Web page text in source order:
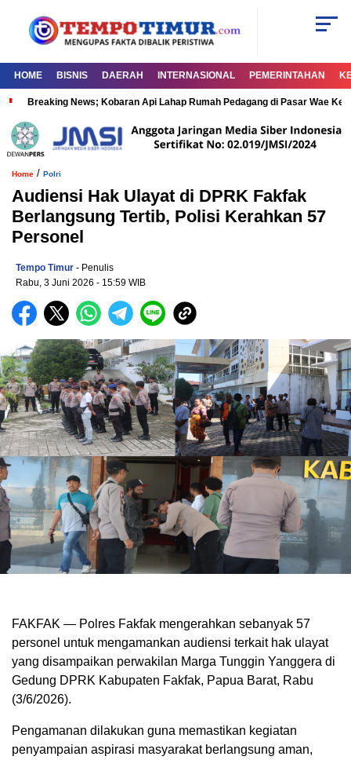
HOME BISNIS DAERAH INTERNASIONAL PEMERINTAHAN
Breaking News; Kobaran Api Lahap Rumah Pedagang di Pasar Wae
Home / Polri
Audiensi Hak Ulayat di DPRK Fakfak
Berlangsung Tertib, Polisi Kerahkan 57
Personel
Tempo Timur - Penulis
Rabu, 3 Juni 2026 - 15:59 WIB
FAKFAK — Polres Fakfak mengerahkan sebanyak 57
personel untuk mengamankan audiensi terkait hak ulayat
yang disampaikan perwakilan Marga Tunggin Yanggera di
Gedung DPRK Kabupaten Fakfak, Papua Barat, Rabu
(3/6/2026).
Pengamanan dilakukan guna memastikan kegiatan
penyampaian aspirasi masyarakat berlangsung aman,